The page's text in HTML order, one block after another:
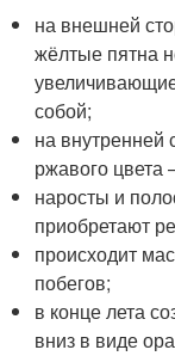
на внешней
жёлтые пятна
собой;
на внутренней
ржавого
наросты и
приобретают
происходит
побегов;
в конце лета
вниз в виде